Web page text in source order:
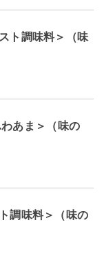
ト調味料＞（味
あま＞（味の
調味料＞（味の